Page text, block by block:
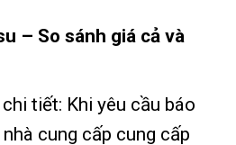
– So sánh giá cả và
tiết: Khi yêu cầu báo
cung cấp cung cấp